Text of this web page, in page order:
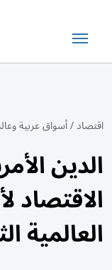
اقتصاد/أسواق عربية
الدين
الاقتصاد
العالمية